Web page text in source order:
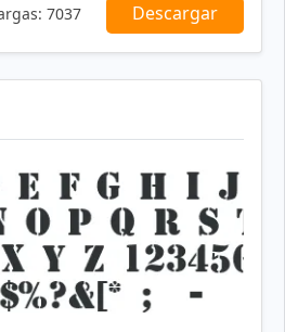
7037 Descargar